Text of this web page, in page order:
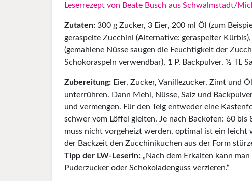
Leserrezept von Beate Busch aus Schwalmstadt/
Zutaten: 300 g Zucker, 3 Eier, 200 ml Öl (zum
geraspelte Zucchini (Alternative: geraspelter
(gemahlene Nüsse saugen die Feuchtigkeit der
Schokoraspeln verwendbar), 1 P. Backpulver, ½ TL
Zubereitung: Eier, Zucker, Vanillezucker, Zimt und
unterrühren. Dann Mehl, Nüsse, Salz und
und vermengen. Für den Teig entweder eine
schwer vom Löffel gleiten. Je nach Backofen: 60
muss nicht vorgeheizt werden, optimal ist ein
der Backzeit den Zucchinikuchen aus der Form
Tipp der LW-Leserin: „Nach dem Erkalten kann
Puderzucker oder Schokoladenguss verzieren.“